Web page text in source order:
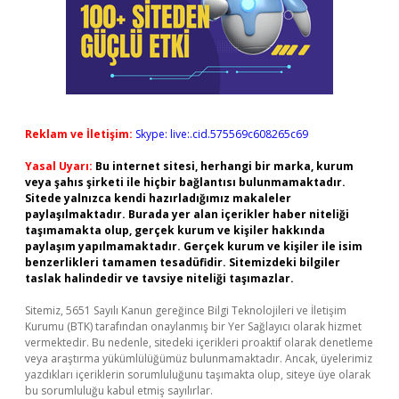
Reklam ve İletişim: Skype: live:.cid.575569c608265c69
Yasal Uyarı: Bu internet sitesi, herhangi bir marka, kurum
veya şahıs şirketi ile hiçbir bağlantısı bulunmamaktadır.
Sitede yalnızca kendi hazırladığımız makaleler
paylaşılmaktadır. Burada yer alan içerikler haber niteliği
taşımamakta olup, gerçek kurum ve kişiler hakkında
paylaşım yapılmamaktadır. Gerçek kurum ve kişiler ile isim
benzerlikleri tamamen tesadüfidir. Sitemizdeki bilgiler
taslak halindedir ve tavsiye niteliği taşımazlar.
Sitemiz, 5651 Sayılı Kanun gereğince Bilgi Teknolojileri ve İletişim
Kurumu (BTK) tarafından onaylanmış bir Yer Sağlayıcı olarak hizmet
vermektedir. Bu nedenle, sitedeki içerikleri proaktif olarak denetleme
veya araştırma yükümlülüğümüz bulunmamaktadır. Ancak, üyelerimiz
yazdıkları içeriklerin sorumluluğunu taşımakta olup, siteye üye olarak
bu sorumluluğu kabul etmiş sayılırlar.